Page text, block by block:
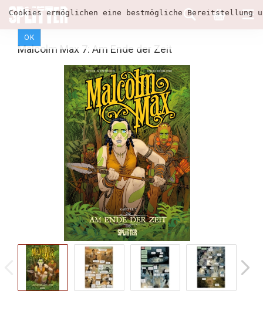
Cookies ermöglichen eine bestmögliche
OK
Malcolm Max 7: Am Ende der Zeit